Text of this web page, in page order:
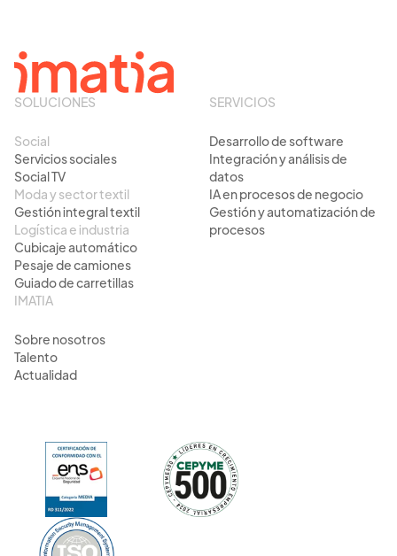
SOLUCIONES
Social
Servicios sociales
Social TV
Moda y sector textil
Gestión integral textil
Logística e industria
Cubicaje automático
Pesaje de camiones
Guiado de carretillas
SERVICIOS
Desarrollo de software
Integración y análisis de
datos
IA en procesos de negocio
Gestión y automatización de
procesos
IMATIA
Sobre nosotros
Talento
Actualidad